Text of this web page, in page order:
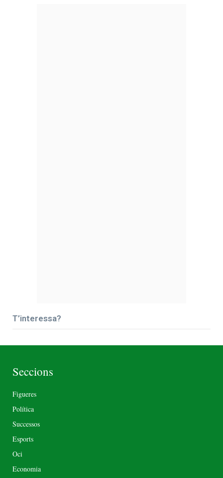
T’interessa?
Seccions
Figueres
Política
Successos
Esports
Oci
Economia